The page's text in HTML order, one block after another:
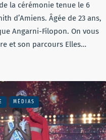
la cérémonie tenue le 6
d’Amiens. Âgée de 23 ans,
Angarni-Filopon. On vous
et son parcours Elles…
MÉDIAS